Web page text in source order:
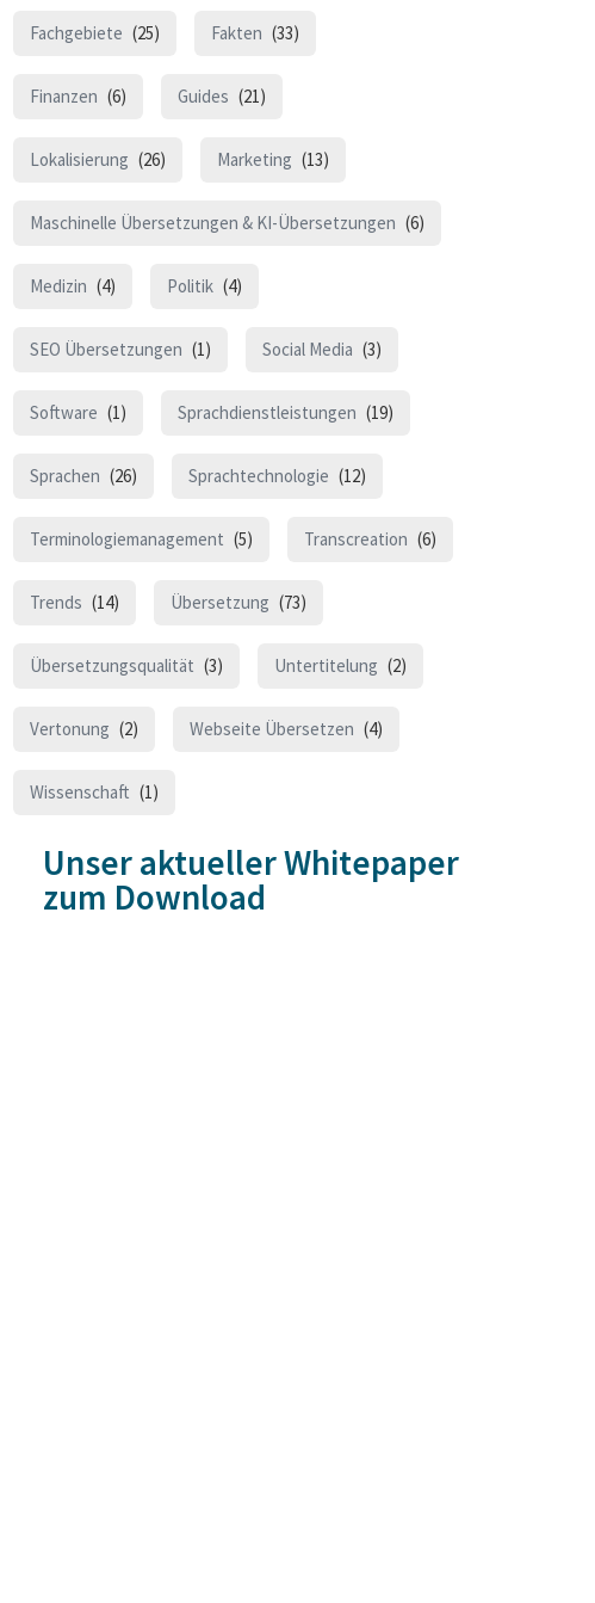
Fachgebiete (25) Fakten (33)
Finanzen (6) Guides (21)
Lokalisierung (26) Marketing (13)
Maschinelle Übersetzungen & KI-Übersetzungen (6)
Medizin (4) Politik (4)
SEO Übersetzungen (1) Social Media (3)
Software (1) Sprachdienstleistungen (19)
Sprachen (26) Sprachtechnologie (12)
Terminologiemanagement (5) Transcreation (6)
Trends (14) Übersetzung (73)
Übersetzungsqualität (3) Untertitelung (2)
Vertonung (2) Webseite Übersetzen (4)
Wissenschaft (1)
Unser aktueller Whitepaper
zum Download